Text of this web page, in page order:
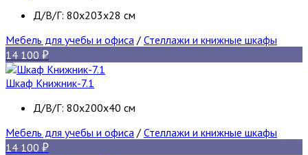
Д/В/Г: 80х203х28 см
Мебель для учебы и офиса / Стеллажи и книжные шкафы
14 100
Шкаф Книжник-7.1
Д/В/Г: 80х200х40 см
Мебель для учебы и офиса / Стеллажи и книжные шкафы
14 100